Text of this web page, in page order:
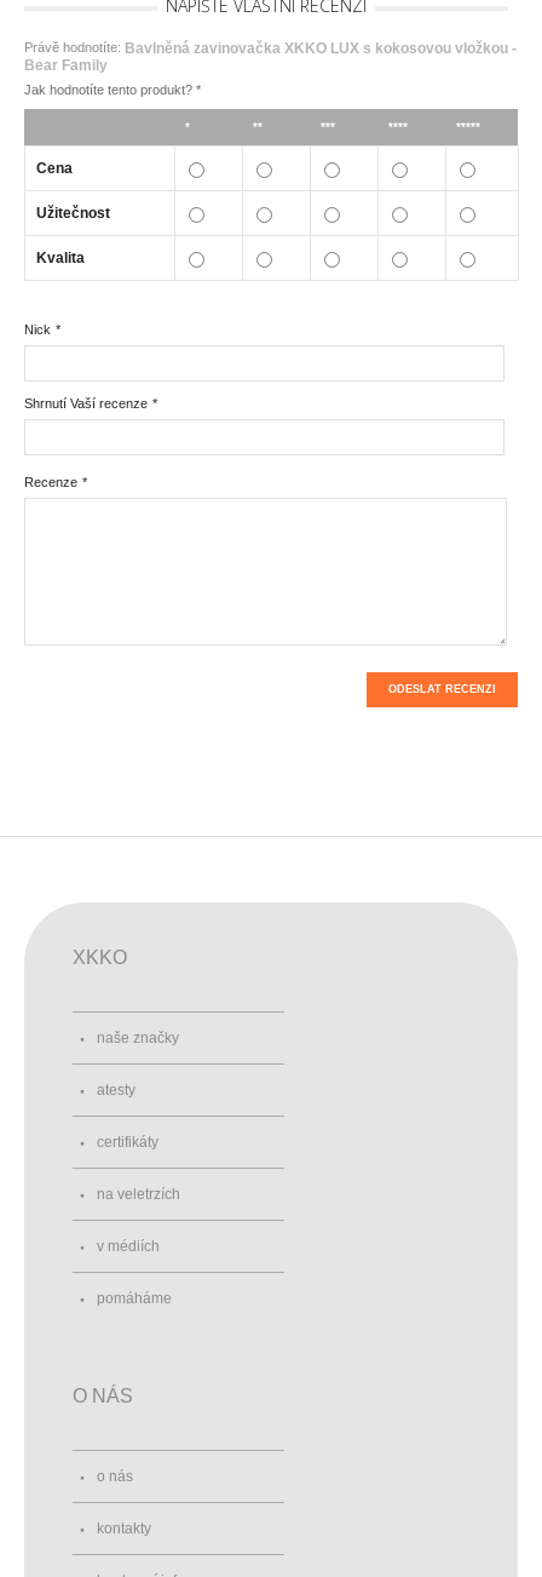
NAPIŠTE VLASTNÍ RECENZI
Právě hodnotíte: Bavlněná zavinovačka XKKO LUX s kokosovou vložkou -
Bear Family
Jak hodnotíte tento produkt? *
* ** *** **** *****
Cena
Užitečnost
Kvalita
*
Nick
*
Shrnutí Vaší recenze
*
Recenze
ODESLAT RECENZI
XKKO
naše značky
atesty
certifikáty
na veletrzích
v médiích
pomáháme
O NÁS
o nás
kontakty